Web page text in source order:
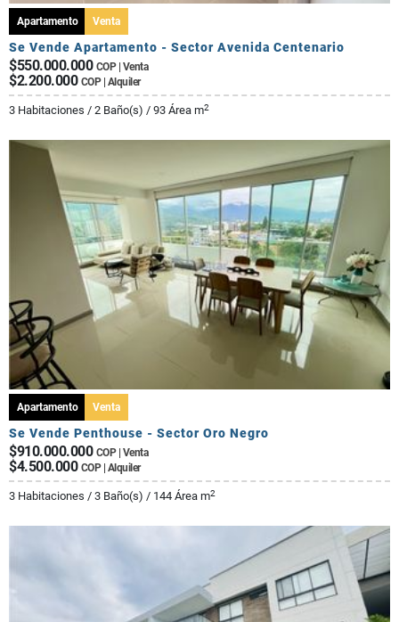
Apartamento Venta
Se Vende Apartamento - Sector Avenida Centenario
$550.000.000 COP | Venta
$2.200.000 COP | Alquiler
3 Habitaciones / 2 Baño(s) / 93 Área m2
Apartamento Venta
Se Vende Penthouse - Sector Oro Negro
$910.000.000 COP | Venta
$4.500.000 COP | Alquiler
3 Habitaciones / 3 Baño(s) / 144 Área m2